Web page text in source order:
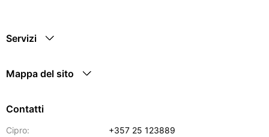
Servizi
Mappa del sito
Contatti
Cipro:
+357 25 123889